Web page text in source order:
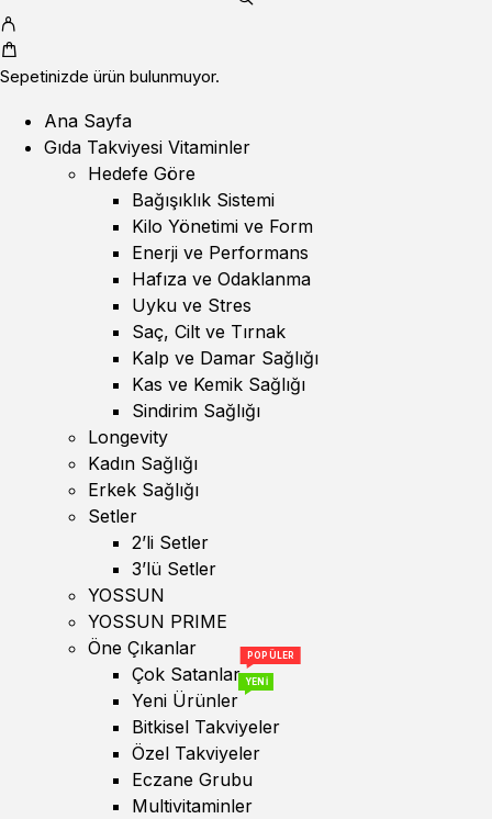
Sepetinizde ürün bulunmuyor.
Ana Sayfa
Gıda Takviyesi Vitaminler
Hedefe Göre
Bağışıklık Sistemi
Kilo Yönetimi ve Form
Enerji ve Performans
Hafıza ve Odaklanma
Uyku ve Stres
Saç, Cilt ve Tırnak
Kalp ve Damar Sağlığı
Kas ve Kemik Sağlığı
Sindirim Sağlığı
Longevity
Kadın Sağlığı
Erkek Sağlığı
Setler
2’li Setler
3’lü Setler
YOSSUN
YOSSUN PRIME
Öne Çıkanlar
Çok Satanlar
POPÜLER
Yeni Ürünler
YENİ
Bitkisel Takviyeler
Özel Takviyeler
Eczane Grubu
Multivitaminler